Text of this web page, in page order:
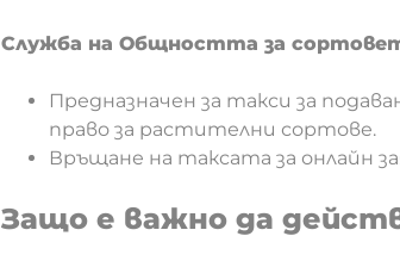
Служба на Общността за
Предназначен за такси за
право за растителни сортове.
Връщане на таксата за онлайн
Защо е важно да